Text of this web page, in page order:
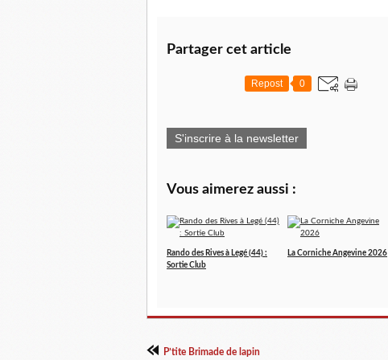
Partager cet article
Repost 0
S'inscrire à la newsletter
Vous aimerez aussi :
Rando des Rives à Legé (44) :
Sortie Club
La Corniche Angevine 2026
P’tite Brimade de lapin